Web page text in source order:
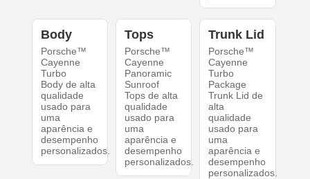
Body
Porsche™
Cayenne
Turbo
Body de alta
qualidade
usado para
uma
aparência e
desempenho
personalizados.
Tops
Porsche™
Cayenne
Panoramic
Sunroof
Tops de alta
qualidade
usado para
uma
aparência e
desempenho
personalizados.
Trunk Lid
Porsche™
Cayenne
Turbo
Package
Trunk Lid de
alta
qualidade
usado para
uma
aparência e
desempenho
personalizados.